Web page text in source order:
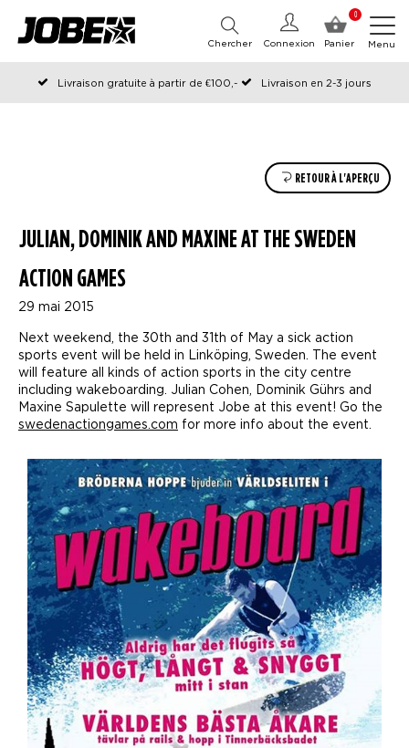
0
Panier
Connexion
Chercher Menu
Livraison gratuite à partir de €100,-
Livraison en 2-3 jours
Commandé avant 12:00 les jours ouvrables, expédié le jour même
RETOUR À L'APERÇU
JULIAN, DOMINIK AND MAXINE AT THE SWEDEN
ACTION GAMES
29 mai 2015
Next weekend, the 30th and 31th of May a sick action
sports event will be held in Linköping, Sweden. The event
will feature all kinds of action sports in the city centre
including wakeboarding. Julian Cohen, Dominik Gührs and
Maxine Sapulette will represent Jobe at this event! Go the
swedenactiongames.com for more info about the event.